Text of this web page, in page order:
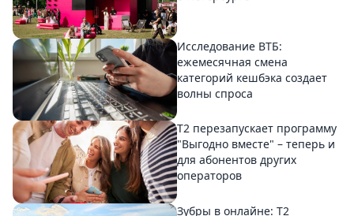
Исследование ВТБ:
ежемесячная смена
категорий кешбэка создает
волны спроса
Т2 перезапускает программу
"Выгодно вместе" – теперь и
для абонентов других
операторов
Зубры в онлайне: Т2